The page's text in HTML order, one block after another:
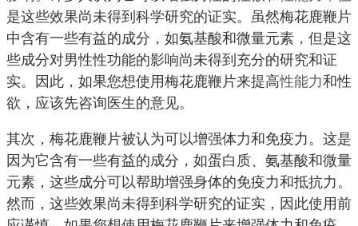
是这些效果尚未得到科学研究的证实。虽然梅花鹿鞭片
中含有一些有益的成分，如氨基酸和微量元素，但是这
些成分对男性性功能的影响尚未得到充分的研究和证
实。因此，如果您想使用梅花鹿鞭片来提高性能力和性
欲，应该先咨询医生的意见。
其次，梅花鹿鞭片被认为可以增强体力和免疫力。这是
因为它含有一些有益的成分，如蛋白质、氨基酸和微量
元素，这些成分可以帮助增强身体的免疫力和抵抗力。
然而，这些效果尚未得到科学研究的证实，因此使用前